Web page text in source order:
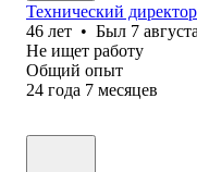
Технический
46 лет • Был 7 августа
Не ищет работу
Общий опыт
24 года 7 месяцев